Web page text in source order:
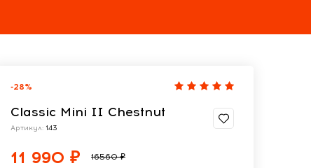
-28%
Classic Mini II Chestnut
Артикул: 143
11 990 ₽ 16560 ₽